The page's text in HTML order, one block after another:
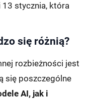
13 stycznia, która
się różnią?
rozbieżności jest
się poszczególne
AI, jak i